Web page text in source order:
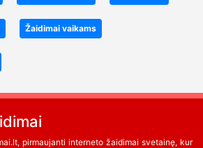
Žaidimai vaikams
pirmaujanti interneto žaidimai svetainę, kur